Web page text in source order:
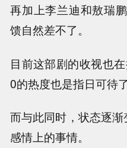
再加上李兰迪和敖瑞
馈自然差不了。
目前这部剧的收视也
0的热度也是指日可待了
而与此同时，状态逐
感情上的事情。